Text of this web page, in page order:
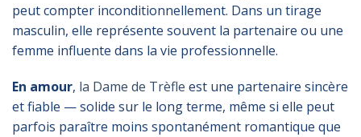
peut compter inconditionnellement. Dans un tirage
masculin, elle représente souvent la partenaire ou une
femme influente dans la vie professionnelle.
En amour, la Dame de Trèfle est une partenaire sincère
et fiable — solide sur le long terme, même si elle peut
parfois paraître moins spontanément romantique que